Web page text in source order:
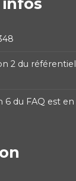
2 du
6 du FAQ est